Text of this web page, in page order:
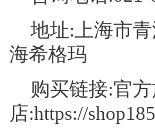
地址:上海市
海希格玛
购买链接:官
店:https://